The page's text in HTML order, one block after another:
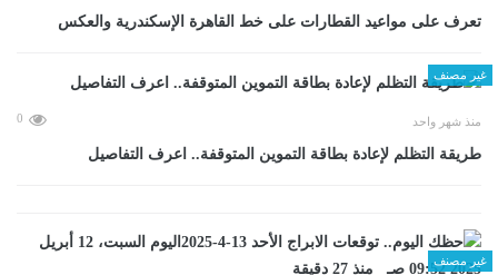
تعرف على مواعيد القطارات على خط القاهرة الإسكندرية والعكس
غير مصنف
منذ شهر واحد 0
طريقة التظلم لإعادة بطاقة التموين المتوقفة.. اعرف التفاصيل
غير مصنف